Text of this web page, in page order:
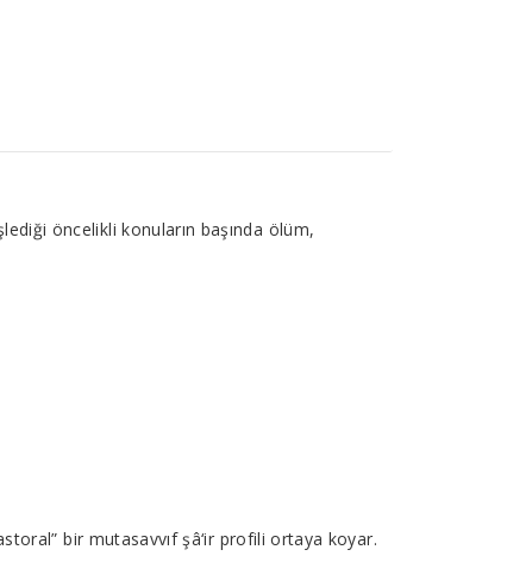
öncelikli konuların başında ölüm,
bir mutasavvıf şâ‘ir profili ortaya koyar.